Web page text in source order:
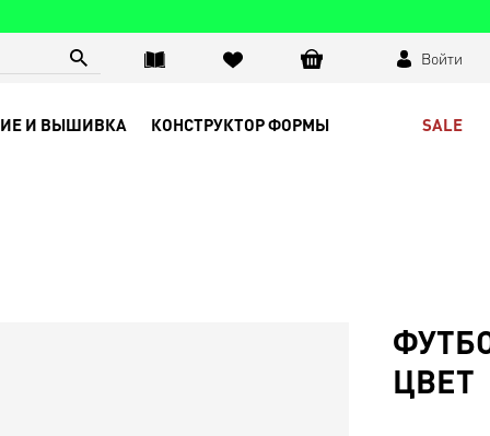
Войти
И ВЫШИВКА КОНСТРУКТОР ФОРМЫ SALE
ЦВЕТ